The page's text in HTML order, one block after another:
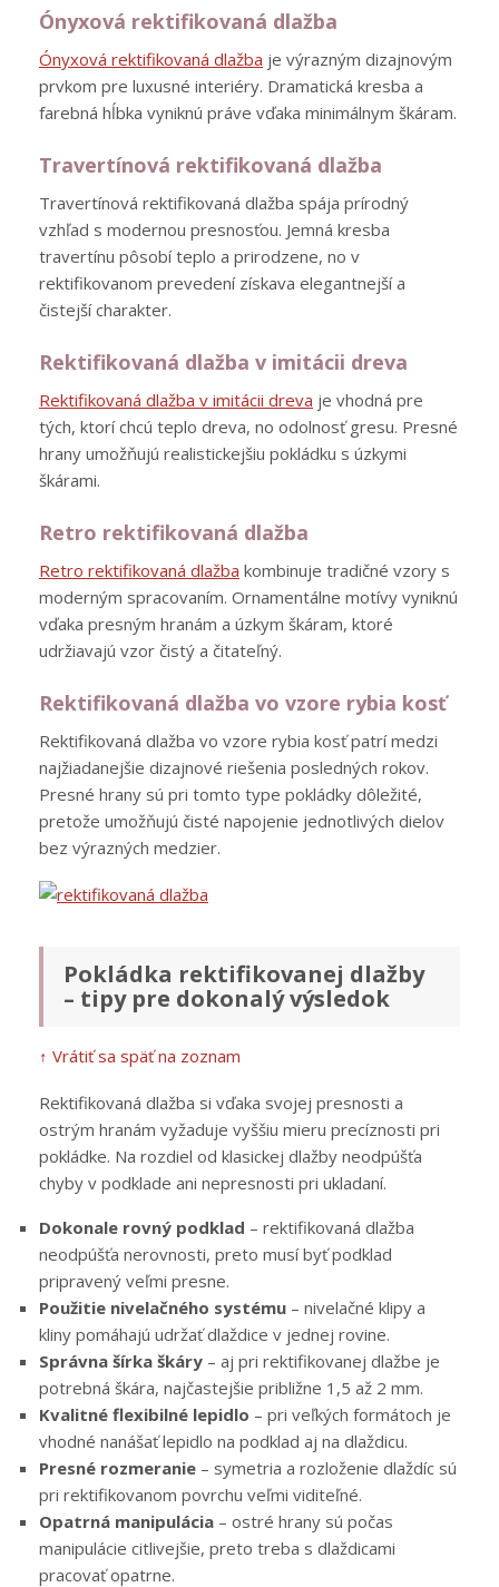
Ónyxová rektifikovaná dlažba
Ónyxová rektifikovaná dlažba je výrazným dizajnovým
prvkom pre luxusné interiéry. Dramatická kresba a
farebná hĺbka vyniknú práve vďaka minimálnym škáram.
Travertínová rektifikovaná dlažba
Travertínová rektifikovaná dlažba spája prírodný
vzhľad s modernou presnosťou. Jemná kresba
travertínu pôsobí teplo a prirodzene, no v
rektifikovanom prevedení získava elegantnejší a
čistejší charakter.
Rektifikovaná dlažba v imitácii dreva
Rektifikovaná dlažba v imitácii dreva je vhodná pre
tých, ktorí chcú teplo dreva, no odolnosť gresu. Presné
hrany umožňujú realistickejšiu pokládku s úzkymi
škárami.
Retro rektifikovaná dlažba
Retro rektifikovaná dlažba kombinuje tradičné vzory s
moderným spracovaním. Ornamentálne motívy vyniknú
vďaka presným hranám a úzkym škáram, ktoré
udržiavajú vzor čistý a čitateľný.
Rektifikovaná dlažba vo vzore rybia kosť
Rektifikovaná dlažba vo vzore rybia kosť patrí medzi
najžiadanejšie dizajnové riešenia posledných rokov.
Presné hrany sú pri tomto type pokládky dôležité,
pretože umožňujú čisté napojenie jednotlivých dielov
bez výrazných medzier.
Pokládka rektifikovanej dlažby
– tipy pre dokonalý výsledok
↑ Vrátiť sa späť na zoznam
Rektifikovaná dlažba si vďaka svojej presnosti a
ostrým hranám vyžaduje vyššiu mieru precíznosti pri
pokládke. Na rozdiel od klasickej dlažby neodpúšťa
chyby v podklade ani nepresnosti pri ukladaní.
Dokonale rovný podklad – rektifikovaná dlažba
neodpúšťa nerovnosti, preto musí byť podklad
pripravený veľmi presne.
Použitie nivelačného systému – nivelačné klipy a
kliny pomáhajú udržať dlaždice v jednej rovine.
Správna šírka škáry – aj pri rektifikovanej dlažbe je
potrebná škára, najčastejšie približne 1,5 až 2 mm.
Kvalitné flexibilné lepidlo – pri veľkých formátoch je
vhodné nanášať lepidlo na podklad aj na dlaždicu.
Presné rozmeranie – symetria a rozloženie dlaždíc sú
pri rektifikovanom povrchu veľmi viditeľné.
Opatrná manipulácia – ostré hrany sú počas
manipulácie citlivejšie, preto treba s dlaždicami
pracovať opatrne.